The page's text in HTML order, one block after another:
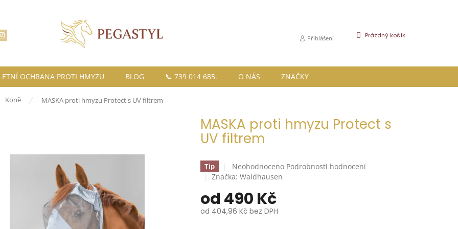
Přihlášení
NÁKUPNÍ
Prázdný košík
OCHRANA PROTI HMYZU BLOG 📞 739 014 685. O NÁS ZNAČKY
Koně MASKA proti hmyzu Protect s UV filtrem
MASKA proti hmyzu Protect s
UV filtrem
Tip
Průměrné
hodnocení
je
0,0
z
Neohodnoceno Podrobnosti hodnocení
Značka:Waldhausen
od 490 Kč
od 404,96 Kčbez DPH